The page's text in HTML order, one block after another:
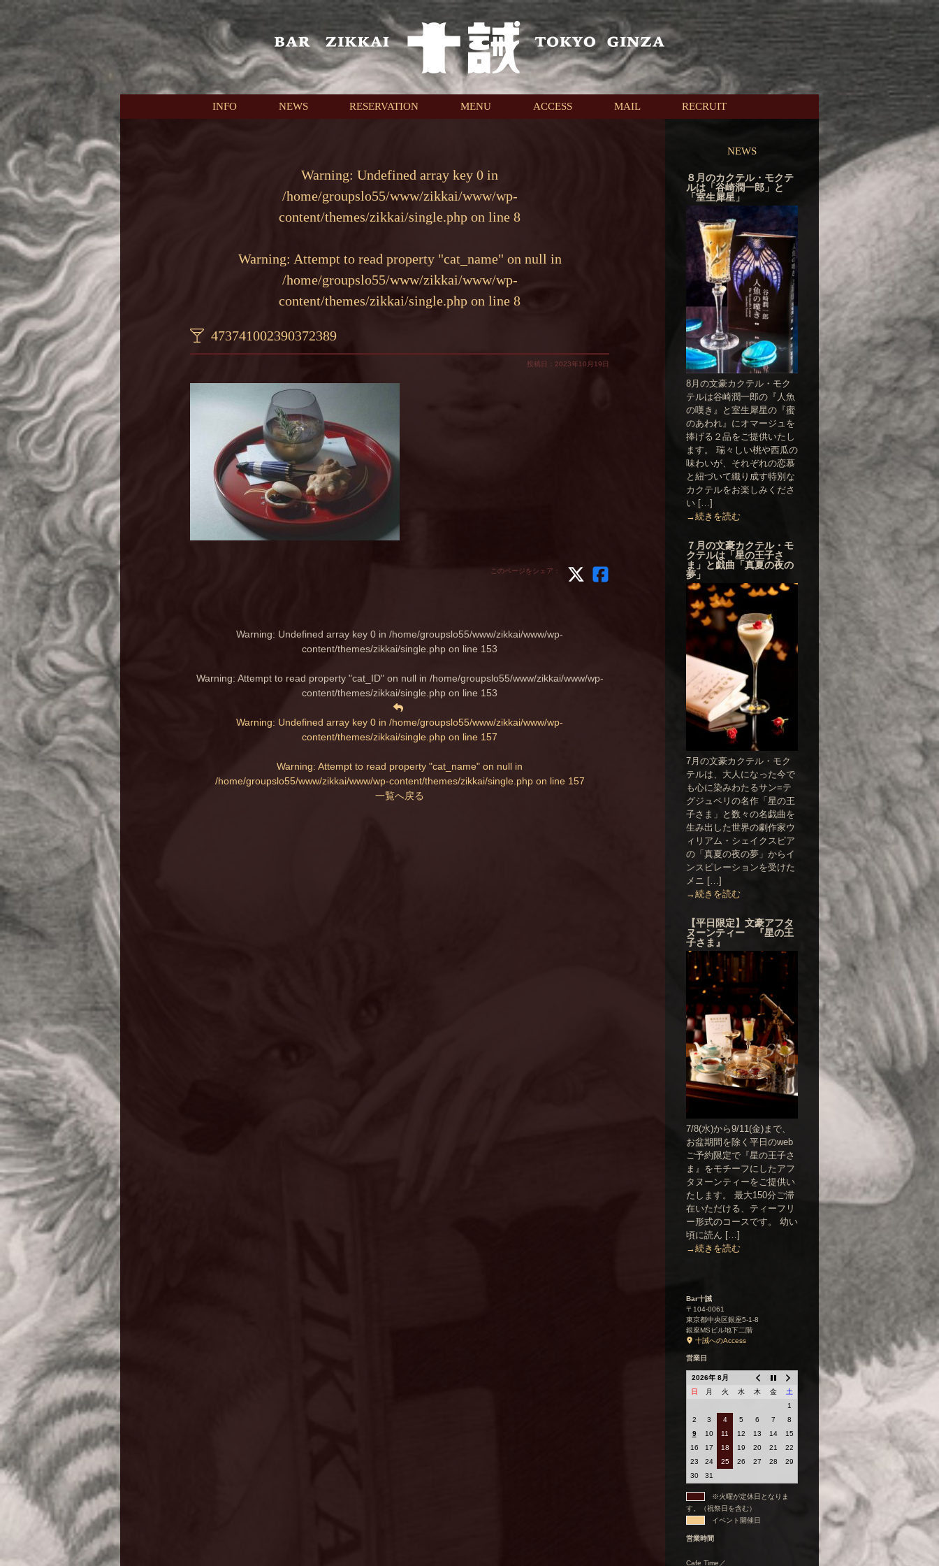
本文へスキップ
INFO NEWS RESERVATION MENU ACCESS MAIL RECRUIT
Warning: Undefined array key 0 in
/home/groupslo55/www/zikkai/www/wp-
content/themes/zikkai/single.php on line 8
Warning: Attempt to read property "cat_name" on null in
/home/groupslo55/www/zikkai/www/wp-
content/themes/zikkai/single.php on line 8
473741002390372389
投稿日：2023年10月19日
このページをシェア：
Warning: Undefined array key 0 in /home/groupslo55/www/zikkai/www/wp-
content/themes/zikkai/single.php on line 153
Warning: Attempt to read property "cat_ID" on null in /home/groupslo55/www/zikkai/www/wp-
content/themes/zikkai/single.php on line 153
Warning: Undefined array key 0 in /home/groupslo55/www/zikkai/www/wp-
content/themes/zikkai/single.php on line 157
Warning: Attempt to read property "cat_name" on null in
/home/groupslo55/www/zikkai/www/wp-content/themes/zikkai/single.phpon line 157
一覧へ戻る
NEWS
８月のカクテル・モクテ
ルは「谷崎潤一郎」と
「室生犀星」
8月の文豪カクテル・モク
テルは谷崎潤一郎の『人魚
の嘆き』と室生犀星の『蜜
のあわれ』にオマージュを
捧げる２品をご提供いたし
ます。 瑞々しい桃や西瓜の
味わいが、それぞれの恋慕
と紐づいて織り成す特別な
カクテルをお楽しみくださ
い […]
→続きを読む
７月の文豪カクテル・モ
クテルは「星の王子さ
ま」と戯曲「真夏の夜の
夢」
7月の文豪カクテル・モク
テルは、大人になった今で
も心に染みわたるサン=テ
グジュペリの名作「星の王
子さま」と数々の名戯曲を
生み出した世界の劇作家ウ
ィリアム・シェイクスピア
の「真夏の夜の夢」からイ
ンスピレーションを受けた
メニ […]
→続きを読む
【平日限定】文豪アフタ
ヌーンティー 『星の王
子さま』
7/8(水)から9/11(金)まで、
お盆期間を除く平日のweb
ご予約限定で『星の王子さ
ま』をモチーフにしたアフ
タヌーンティーをご提供い
たします。 最大150分ご滞
在いただける、ティーフリ
ー形式のコースです。 幼い
頃に読ん […]
→続きを読む
Bar十誡
〒104-0061
東京都中央区銀座5-1-8
銀座MSビル地下二階
十誡へのAccess
営業日
2026年 8月
日
月 火 水 木 金
土
1
2
3 4 5 6 7
8
9
10 11 12 13 14
15
16
17 18 19 20 21
22
23
24 25 26 27 28
29
30
31
※火曜が定休日となりま
す。（祝祭日を含む）
イベント開催日
営業時間
Cafe Time／